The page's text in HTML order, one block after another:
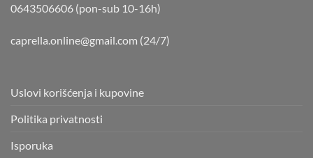
0643506606 (pon-sub 10-16h)
caprella.online@gmail.com (24/7)
Uslovi korišćenja i kupovine
Politika privatnosti
Isporuka